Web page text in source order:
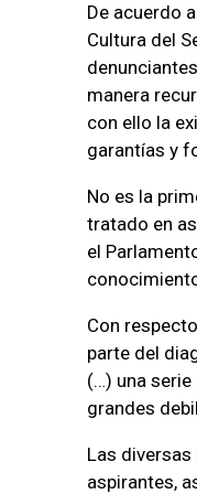
De acuerdo
Cultura del
manera
con ello la
garantías y
No es la
tratado en
el
Con
parte del
(…) una
grandes
Las
aspirantes,